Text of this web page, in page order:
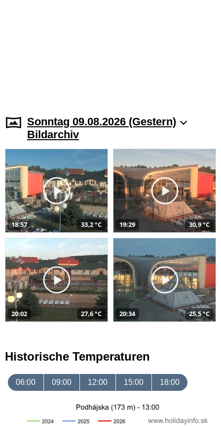
Sonntag 09.08.2026 (Gestern)
Bildarchiv
18:57 33,2 °C 19:29 30,9 °C
20:02 27,6 °C 20:34 25,5 °C
Historische Temperaturen
06:00 09:00 12:00 15:00 18:00